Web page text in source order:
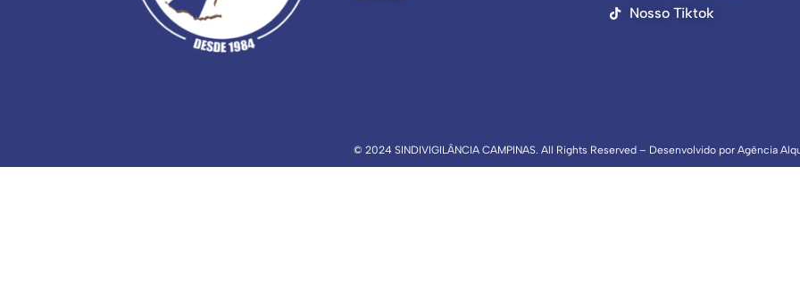
Nosso Tiktok
© 2024 SINDIVIGILÂNCIA CAMPINAS. All Rights Reserved – Desenvolvido por Agência